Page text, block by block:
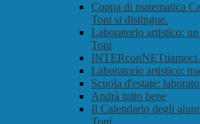
Coppa di matematica
Toni si distingue.
Laboratorio artistico:
Toni
Laboratorio artistico:
Scuola d'estate:
Andrà tutto bene
Il Calendario degli